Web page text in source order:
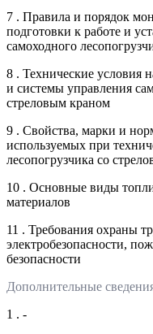
7 . Правила и порядок
подготовки к работе и
самоходного
8 . Технические условия
и системы управления
стреловым краном
9 . Свойства, марки и
используемых при
лесопогрузчика со
10 . Основные виды
материалов
11 . Требования охраны
электробезопасности,
безопасности
Дополнительные
1 . -